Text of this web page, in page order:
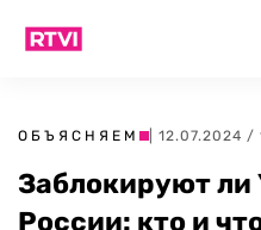
ОБЪЯСНЯЕМ | 12.07.2024 /
Заблокируют ли
России: кто и